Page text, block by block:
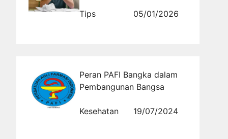
Tips
05/01/2026
Peran PAFI Bangka dalam
Pembangunan Bangsa
Kesehatan 19/07/2024